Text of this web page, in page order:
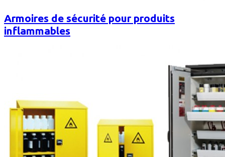
Armoires de sécurité pour produits
inflammables